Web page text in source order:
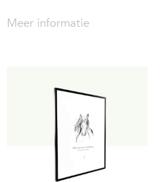
Meer informatie